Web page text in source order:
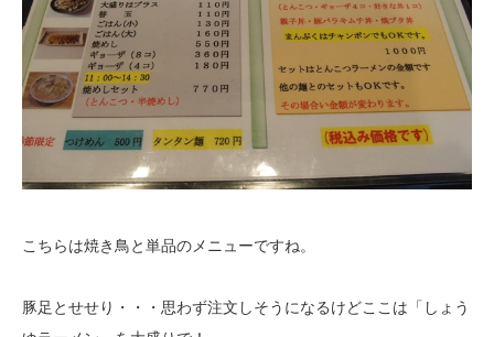
こちらは焼き鳥と単品のメニューですね。
豚足とせせり・・・思わず注文しそうになるけどここは「しょう